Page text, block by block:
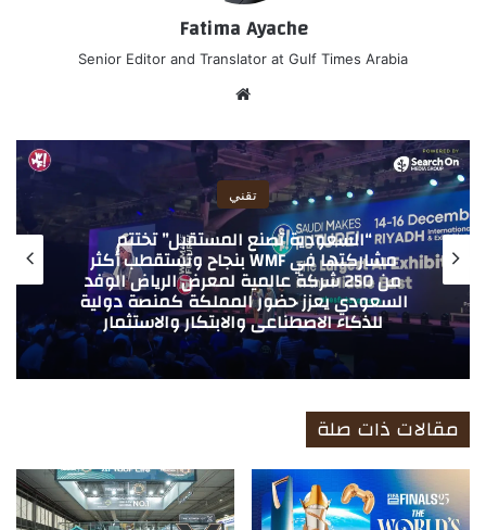
Fatima Ayache
Senior Editor and Translator at Gulf Times Arabia
الوي
ب
يدعم LAB7 شركة كونيكس (CONIX.AI) لأتمتة
تقارير امتثال الأكواد الهندسية
مقالات ذات صلة